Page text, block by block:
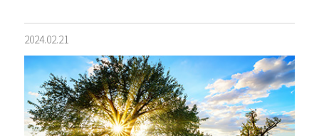
2024.02.21